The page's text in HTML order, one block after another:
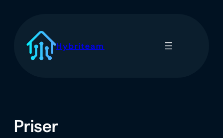
Hybriteam
Priser